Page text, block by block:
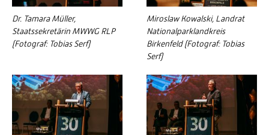
Dr. Tamara Müller,
Staatssekretärin MWWG RLP
(Fotograf: Tobias Serf)
Miroslaw Kowalski, Landrat
Nationalparklandkreis
Birkenfeld (Fotograf: Tobias
Serf)